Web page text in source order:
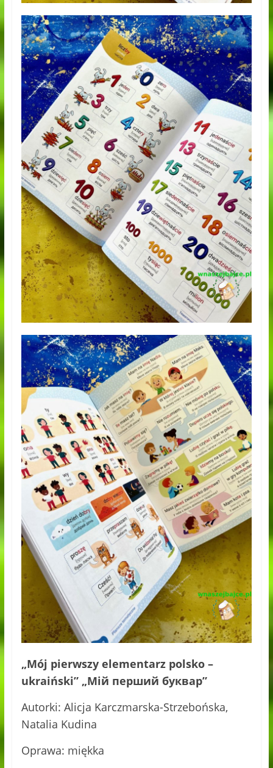
„Mój pierwszy elementarz polsko –
ukraiński” „Мій перший буквар”
Autorki: Alicja Karczmarska-Strzebońska,
Natalia Kudina
Oprawa: miękka